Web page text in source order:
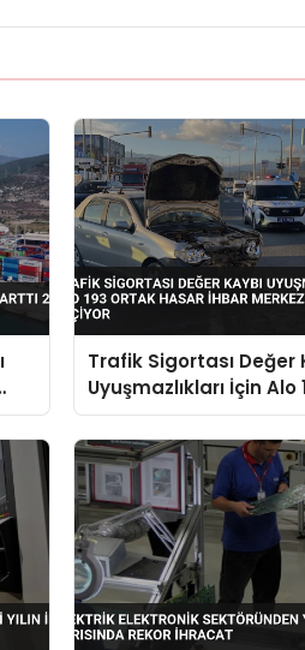
Trafik Sigortası Değer
Uyuşmazlıkları İçin Alo
Ortak Hasar İhbar
Faaliyete Geçiyor